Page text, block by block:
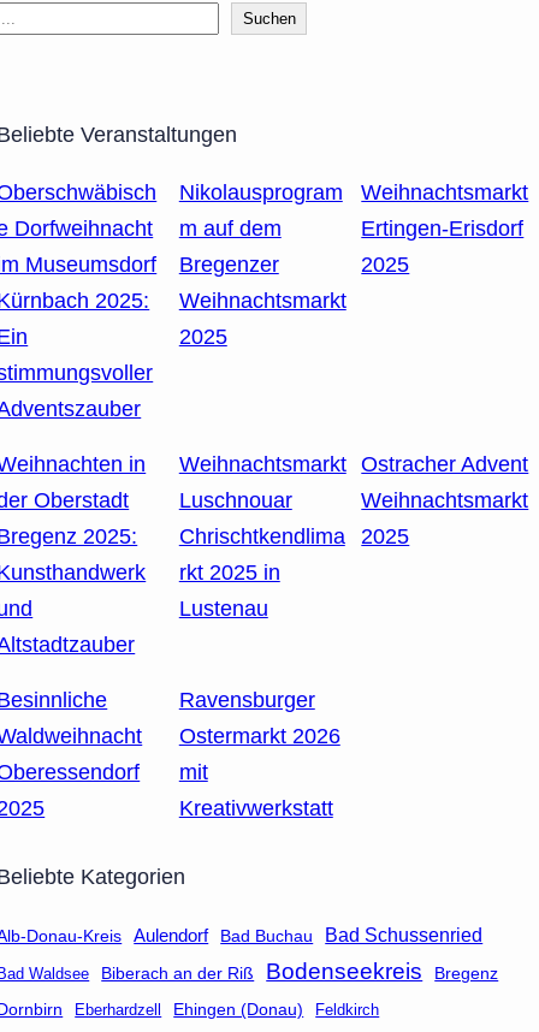
Suchen
Veranstaltungen
Dorfweihnacht
Museumsdorf
2025:
Nikolausprogram
m auf dem
Bregenzer
Weihnachtsmarkt
2025
Weihnachtsmarkt
Ertingen-Erisdorf
2025
in
Oberstadt
2025:
Weihnachtsmarkt
Luschnouar
Chrischtkendlima
rkt 2025 in
Lustenau
Ostracher Advent
Weihnachtsmarkt
2025
Ravensburger
Ostermarkt 2026
mit
Kreativwerkstatt
Kategorien
Donau-Kreis Aulendorf Bad Buchau Bad Schussenried
Bad Waldsee Biberach an der Riß Bodenseekreis
Bregenz
Dornbirn
Eberhardzell Ehingen (Donau) Feldkirch